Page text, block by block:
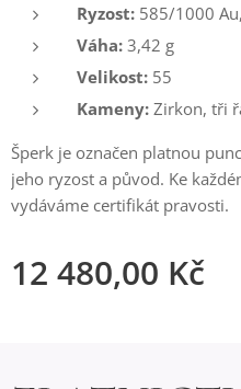
Ryzost: 585/1000
Váha: 3,42 g
Velikost: 55
Kameny: Zirkon, tři
Šperk je označen platnou
jeho ryzost a původ. Ke
vydáváme certifikát pravosti.
12 480,00 Kč